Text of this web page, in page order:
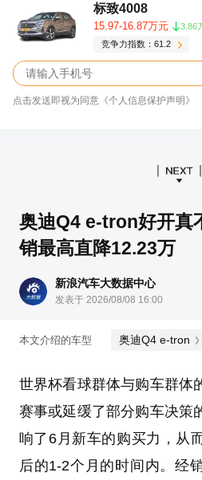
标致4008
15.97-16.87万元
3.86
竞争力指数：61.2
点击发送即视为同意《个人信息保护声明》
奥迪Q4 e-tron好开真
销最高直降12.23万
新浪汽车大数据中心
发表于 2026/08/08 16:00
本文介绍的车型 奥迪Q4 e-tron
世界杯看球群体与购车群体
赛事或延缓了部分购车决策
响了6月新车的购买力，从
后的1-2个月的时间内。经